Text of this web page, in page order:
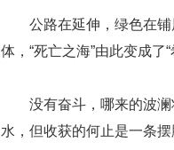
公路在延伸，绿色在
体，“死亡之海”由此变成了“
没有奋斗，哪来的波
水，但收获的何止是一条摆